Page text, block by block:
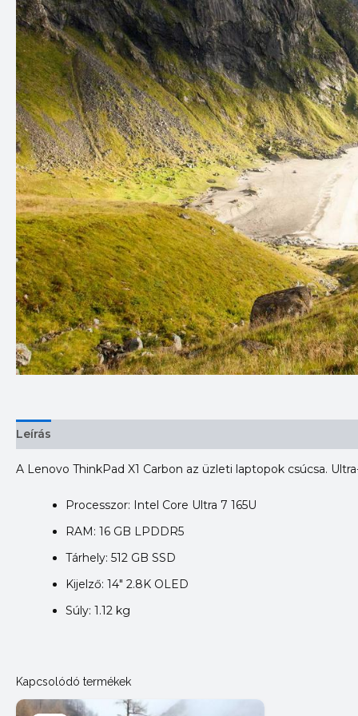
Leírás
A Lenovo ThinkPad X1 Carbon az üzleti laptopok csúcsa.
Processzor: Intel Core Ultra 7 165U
RAM: 16 GB LPDDR5
Tárhely: 512 GB SSD
Kijelző: 14″ 2.8K OLED
Súly: 1.12 kg
Kapcsolódó termékek